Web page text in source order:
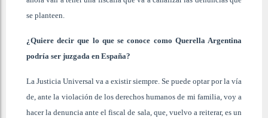
se planteen.
¿Quiere decir que lo que se conoce como Querella Argentina
podría ser juzgada en España?
La Justicia Universal va a existir siempre. Se puede optar por la vía
de, ante la violación de los derechos humanos de mi familia, voy a
hacer la denuncia ante el fiscal de sala, que, vuelvo a reiterar, es un